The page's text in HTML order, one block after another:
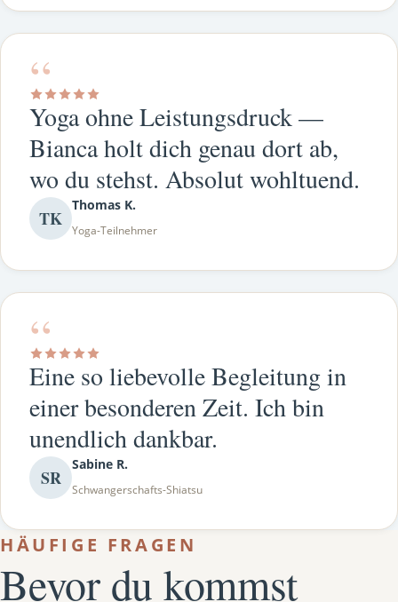
“
Yoga ohne Leistungsdruck —
Bianca holt dich genau dort ab,
wo du stehst. Absolut wohltuend.
TK
Thomas K.
Yoga-Teilnehmer
“
Eine so liebevolle Begleitung in
einer besonderen Zeit. Ich bin
unendlich dankbar.
SR
Sabine R.
Schwangerschafts-Shiatsu
HÄUFIGE FRAGEN
Bevor du kommst